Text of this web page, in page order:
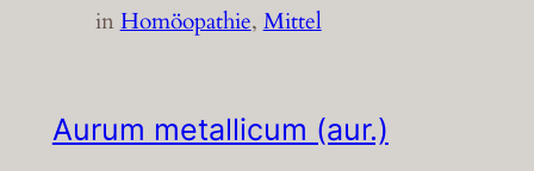
inHomöopathie, Mittel
Aurum metallicum (aur.)